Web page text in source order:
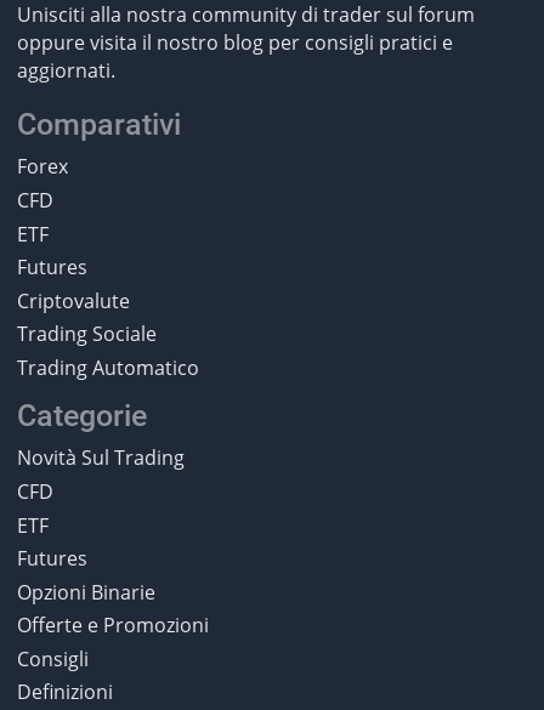
Unisciti alla nostra community di trader sul forum
oppure visita il nostro blog per consigli pratici e
aggiornati.
Comparativi
Forex
CFD
ETF
Futures
Criptovalute
Trading Sociale
Trading Automatico
Categorie
Novità Sul Trading
CFD
ETF
Futures
Opzioni Binarie
Offerte e Promozioni
Consigli
Definizioni